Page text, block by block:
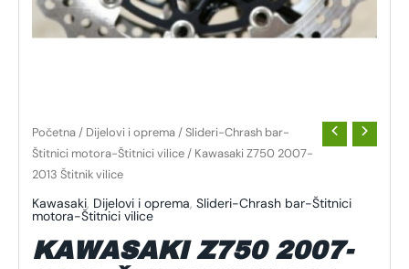
Početna / Dijelovi i oprema /Slideri-Chrash bar-
Štitnici motora-Štitnici vilice / Kawasaki Z750 2007-
2013 Štitnik vilice
Kawasaki, Dijelovi i oprema, Slideri-Chrash bar-Štitnici
motora-Štitnici vilice
KAWASAKI Z750 2007-